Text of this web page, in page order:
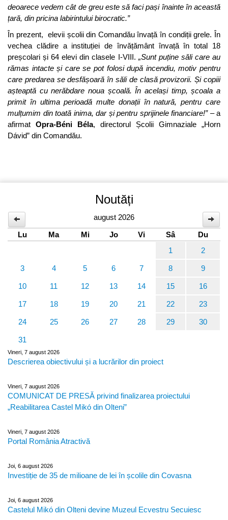
deoarece vedem cât de greu este să faci pași înainte în această
țară, din pricina labirintului birocratic.”
În prezent, elevii școlii din Comandău învață în condiții grele. În
vechea clădire a instituției de învățământ învață în total 18
preșcolari și 64 elevi din clasele I-VIII. „Sunt puține săli care au
rămas intacte și care se pot folosi după incendiu, motiv pentru
care predarea se desfășoară în săli de clasă provizorii. Și copiii
așteaptă cu nerăbdare noua școală. În același timp, școala a
primit în ultima perioadă multe donații în natură, pentru care
mulțumim din toată inima, dar și pentru sprijinele financiare!” – a
afirmat Opra-Béni Béla, directorul Școlii Gimnaziale „Horn
Dávid” din Comandău.
Noutăți
august 2026
Lu
Ma Mi Jo Vi Sâ
Du
1
2
3 4 5 6 7 8 9
10 11 12 13 14 15 16
17 18 19 20 21 22 23
24 25 26 27 28 29 30
31
Vineri, 7 august 2026
Descrierea obiectivului și a lucrărilor din proiect
Vineri, 7 august 2026
COMUNICAT DE PRESĂ privind finalizarea proiectului
„Reabilitarea Castel Mikó din Olteni”
Vineri, 7 august 2026
Portal România Atractivă
Joi, 6 august 2026
Investiție de 35 de milioane de lei în școlile din Covasna
Joi, 6 august 2026
Castelul Mikó din Olteni devine Muzeul Ecvestru Secuiesc